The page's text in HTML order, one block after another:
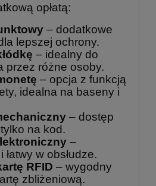
opłatą:
– dodatkowe
lepszej ochrony.
– idealny do
przez różne osoby.
– opcja z funkcją
idealna na baseny i
– dostęp
na kod.
–
łatwy w obsłudze.
RFID – wygodny
zbliżeniową.